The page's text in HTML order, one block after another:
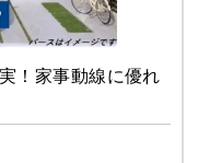
家事動線に優れ